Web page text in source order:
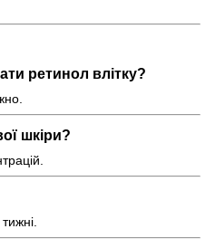
ретинол влітку?
шкіри?